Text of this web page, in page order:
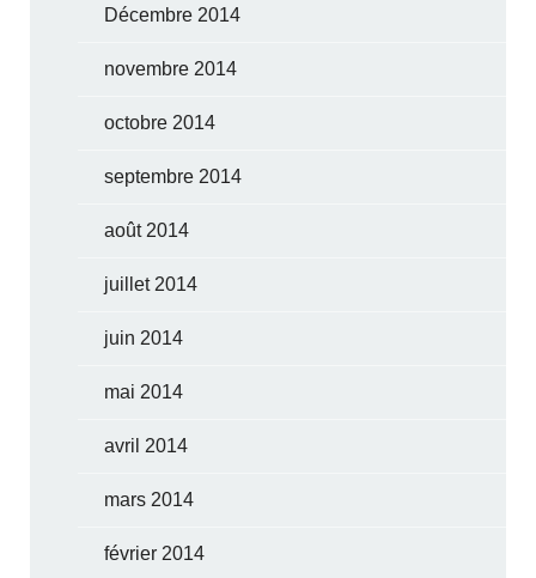
Décembre 2014
novembre 2014
octobre 2014
septembre 2014
août 2014
juillet 2014
juin 2014
mai 2014
avril 2014
mars 2014
février 2014